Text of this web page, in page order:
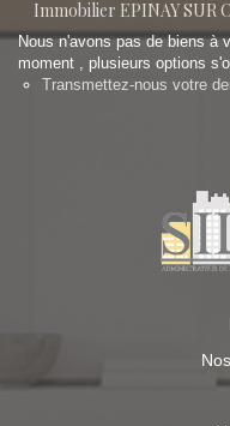
Immobilier EPINAY SUR
Nous n'avons pas de biens à
moment , plusieurs options
Transmettez-nous votre